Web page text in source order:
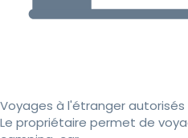
Voyages à l'étranger autorisés
Le propriétaire permet de